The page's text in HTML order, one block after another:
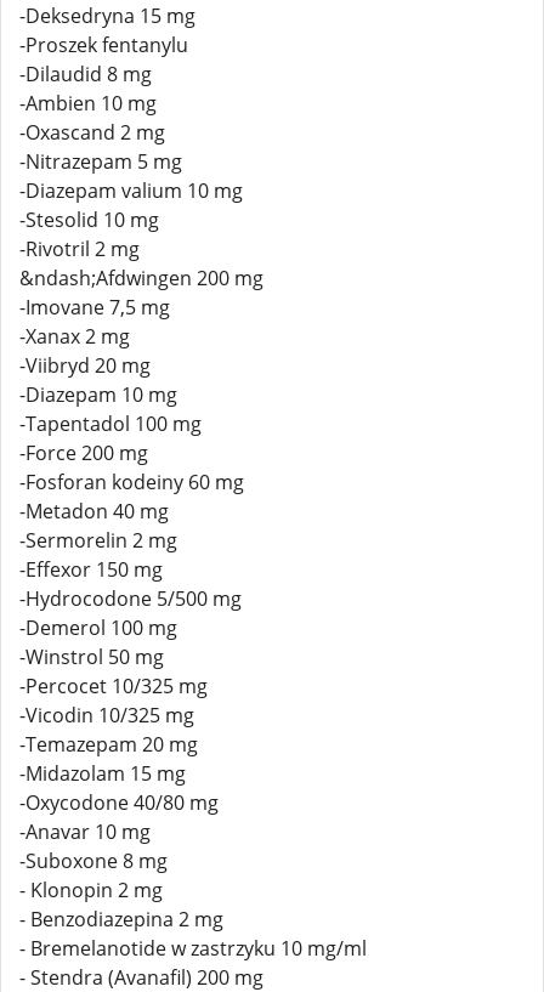
-Deksedryna 15 mg
-Proszek fentanylu
-Dilaudid 8 mg
-Ambien 10 mg
-Oxascand 2 mg
-Nitrazepam 5 mg
-Diazepam valium 10 mg
-Stesolid 10 mg
-Rivotril 2 mg
&ndash;Afdwingen 200 mg
-Imovane 7,5 mg
-Xanax 2 mg
-Viibryd 20 mg
-Diazepam 10 mg
-Tapentadol 100 mg
-Force 200 mg
-Fosforan kodeiny 60 mg
-Metadon 40 mg
-Sermorelin 2 mg
-Effexor 150 mg
-Hydrocodone 5/500 mg
-Demerol 100 mg
-Winstrol 50 mg
-Percocet 10/325 mg
-Vicodin 10/325 mg
-Temazepam 20 mg
-Midazolam 15 mg
-Oxycodone 40/80 mg
-Anavar 10 mg
-Suboxone 8 mg
- Klonopin 2 mg
- Benzodiazepina 2 mg
- Bremelanotide w zastrzyku 10 mg/ml
- Stendra (Avanafil) 200 mg